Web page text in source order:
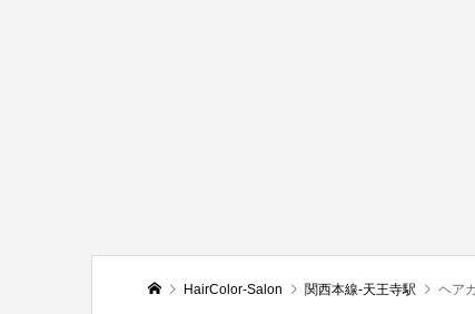
HairColor-Salon 関西本線-天王寺駅 ヘア